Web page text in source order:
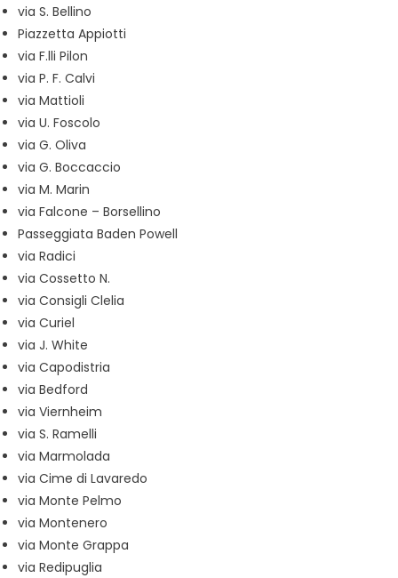
via S. Bellino
Piazzetta Appiotti
via F.lli Pilon
via P. F. Calvi
via Mattioli
via U. Foscolo
via G. Oliva
via G. Boccaccio
via M. Marin
via Falcone – Borsellino
Passeggiata Baden Powell
via Radici
via Cossetto N.
via Consigli Clelia
via Curiel
via J. White
via Capodistria
via Bedford
via Viernheim
via S. Ramelli
via Marmolada
via Cime di Lavaredo
via Monte Pelmo
via Montenero
via Monte Grappa
via Redipuglia